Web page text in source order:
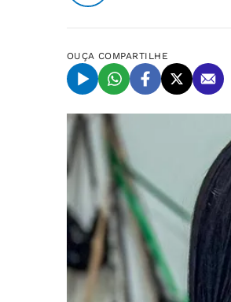
OUÇA COMPARTILHE